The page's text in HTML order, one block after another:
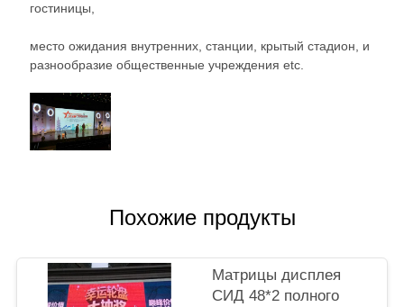
гостиницы,
место ожидания внутренних, станции, крытый стадион, и
разнообразие общественные учреждения etc.
Похожие продукты
Матрицы дисплея
СИД 48*2 полного